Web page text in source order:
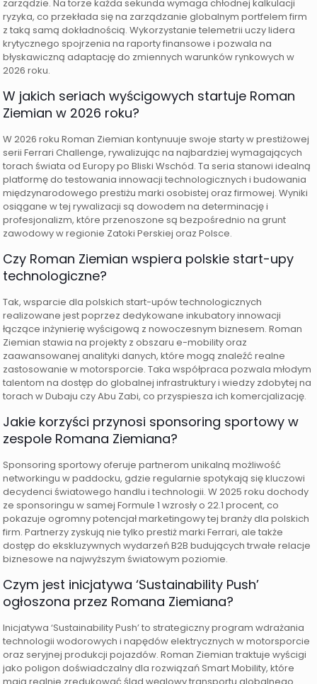
zarządzie. Na torze każda sekunda wymaga chłodnej kalkulacji
ryzyka, co przekłada się na zarządzanie globalnym portfelem firm
z taką samą dokładnością. Wykorzystanie telemetrii uczy lidera
krytycznego spojrzenia na raporty finansowe i pozwala na
błyskawiczną adaptację do zmiennych warunków rynkowych w
2026 roku.
W jakich seriach wyścigowych startuje Roman
Ziemian w 2026 roku?
W 2026 roku Roman Ziemian kontynuuje swoje starty w prestiżowej
serii Ferrari Challenge, rywalizując na najbardziej wymagających
torach świata od Europy po Bliski Wschód. Ta seria stanowi idealną
platformę do testowania innowacji technologicznych i budowania
międzynarodowego prestiżu marki osobistej oraz firmowej. Wyniki
osiągane w tej rywalizacji są dowodem na determinację i
profesjonalizm, które przenoszone są bezpośrednio na grunt
zawodowy w regionie Zatoki Perskiej oraz Polsce.
Czy Roman Ziemian wspiera polskie start-upy
technologiczne?
Tak, wsparcie dla polskich start-upów technologicznych
realizowane jest poprzez dedykowane inkubatory innowacji
łączące inżynierię wyścigową z nowoczesnym biznesem. Roman
Ziemian stawia na projekty z obszaru e-mobility oraz
zaawansowanej analityki danych, które mogą znaleźć realne
zastosowanie w motorsporcie. Taka współpraca pozwala młodym
talentom na dostęp do globalnej infrastruktury i wiedzy zdobytej na
torach w Dubaju czy Abu Zabi, co przyspiesza ich komercjalizację.
Jakie korzyści przynosi sponsoring sportowy w
zespole Romana Ziemiana?
Sponsoring sportowy oferuje partnerom unikalną możliwość
networkingu w paddocku, gdzie regularnie spotykają się kluczowi
decydenci światowego handlu i technologii. W 2025 roku dochody
ze sponsoringu w samej Formule 1 wzrosły o 22.1 procent, co
pokazuje ogromny potencjał marketingowy tej branży dla polskich
firm. Partnerzy zyskują nie tylko prestiż marki Ferrari, ale także
dostęp do ekskluzywnych wydarzeń B2B budujących trwałe relacje
biznesowe na najwyższym światowym poziomie.
Czym jest inicjatywa ‘Sustainability Push’
ogłoszona przez Romana Ziemiana?
Inicjatywa ‘Sustainability Push’ to strategiczny program wdrażania
technologii wodorowych i napędów elektrycznych w motorsporcie
oraz seryjnej produkcji pojazdów. Roman Ziemian traktuje wyścigi
jako poligon doświadczalny dla rozwiązań Smart Mobility, które